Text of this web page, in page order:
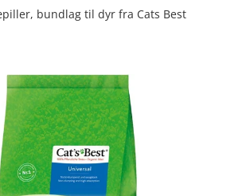
bundlag til dyr fra Cats Best